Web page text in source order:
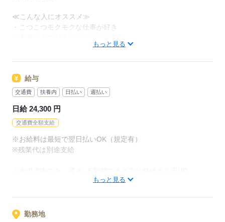
一緒に考えますので、
なんでも相談してください。
応募する
≪こんな人にオススメ≫
・こつこつモクモクな仕事が好き
・丁寧に教えてくれる環境が良い
当社でお仕事を始めた方の約60％が未経験スタート！
"話を聞いてから決めたい"という方も歓迎いたします
応募する
もっと見る
給与
交通費 扶養内 日払い 週払い
日給 24,300 円
交通費全額支給
※お給料は最短で翌日払いOK（規定有）
※残業代は別途支給
※車通勤OK/規定あり
もっと見る
勤務地